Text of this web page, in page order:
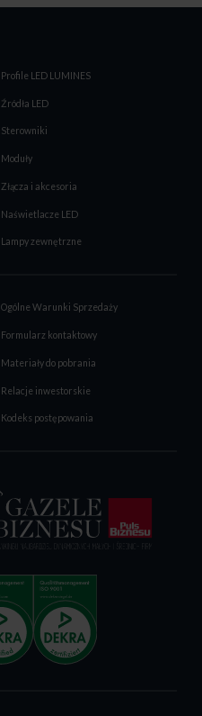
Profile LED LUMINES
Źródła LED
Sterowniki
Moduły
Złącza i akcesoria
Naświetlacze LED
Lampy zewnętrzne
Ogólne Warunki Sprzedaży
Formularz kontaktowy
Materiały do pobrania
Relacje inwestorskie
Kodeks postępowania